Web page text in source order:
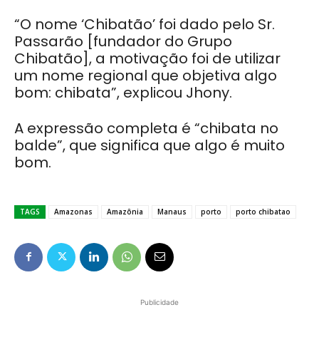
“O nome ‘Chibatão’ foi dado pelo Sr.
Passarão [fundador do Grupo
Chibatão], a motivação foi de utilizar
um nome regional que objetiva algo
bom: chibata”, explicou Jhony.
A expressão completa é “chibata no
balde”, que significa que algo é muito
bom.
TAGS Amazonas Amazônia Manaus porto porto chibatao
Publicidade